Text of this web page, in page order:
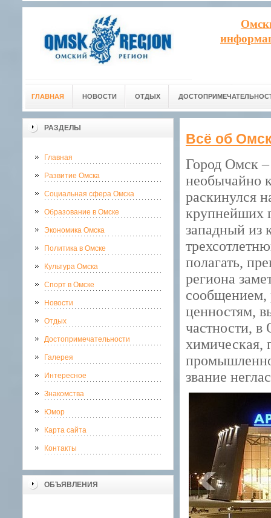
ГЛАВНАЯ НОВОСТИ ОТДЫХ
РАЗДЕЛЫ
Главная
Развитие Омска
Социальная сфера Омска
Образование в Омске
Экономика Омска
Политика в Омске
Культура Омска
Спорт в Омске
Новости
Отдых
Достопримечательности
Галерея
Интересное
Знакомства
Юмор
Карта сайта
Контакты
ОБЪЯВЛЕНИЯ
Всё об
Город Омск
необычайно
раскинулся
крупнейших
западный из
полагать,
региона
сообщением,
ценностям,
частности, в
химическая,
звание